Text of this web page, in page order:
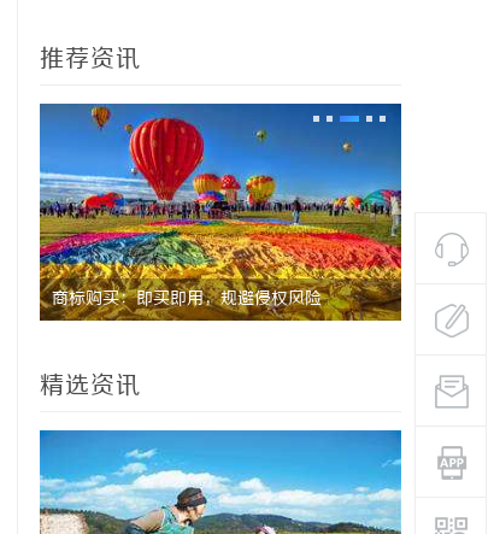
推荐资讯
商标购买：即买即用，规避侵权风险 武汉配眼
精选资讯